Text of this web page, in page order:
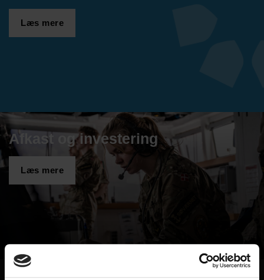
Læs mere
Afkast og investering
Læs mere